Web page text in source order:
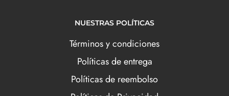
NUESTRAS POLÍTICAS
Términos y condiciones
Políticas de entrega
Políticas de reembolso